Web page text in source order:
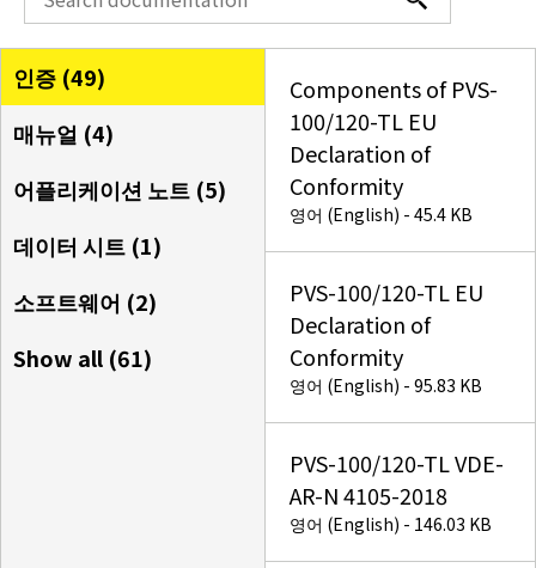
인증 (49)
매뉴얼 (4)
어플리케이션 노트 (5)
데이터 시트 (1)
소프트웨어 (2)
Show all (61)
Components of PVS-
100/120-TL EU
Declaration of
Conformity
영어 (English) - 45.4 KB
PVS-100/120-TL EU
Declaration of
Conformity
영어 (English) - 95.83 KB
PVS-100/120-TL VDE-
AR-N 4105-2018
영어 (English) - 146.03 KB